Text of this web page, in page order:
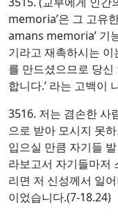
memoria’은 그 고유
amans memoria’ 기
기라고 재촉하시는
를 만드셨으므로 당
합니다.’ 라는 고백이
3516. 저는 겸손한 사
으로 받아 모시지 못
입으실 만큼 자기들
라보고서 자기들마저
리면 저 신성께서 일
이었습니다.(7-18.24)